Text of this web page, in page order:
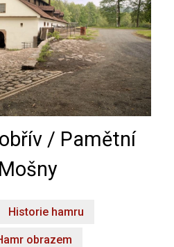
/ Pamětní
Historie hamru
obrazem